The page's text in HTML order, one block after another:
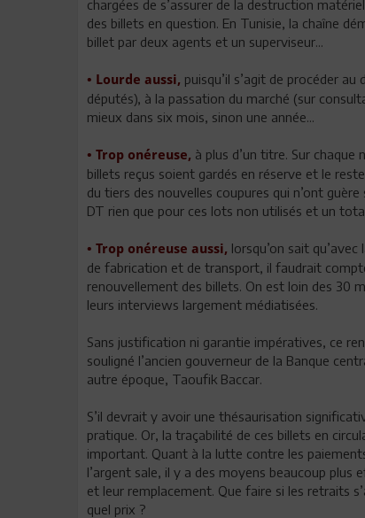
chargées de s’assurer de la destruction
des billets en question. En Tunisie, la chaîne
billet par deux agents et un superviseur...
• Lourde aussi, puisqu’il s’agit de procéder
députés), à la passation du marché (sur
mieux dans six mois, sinon une année...
• Trop onéreuse, à plus d’un titre. Sur
billets reçus soient gardés en réserve et le
du tiers des nouvelles coupures qui n’ont
DT rien que pour ces lots non utilisés et un
• Trop onéreuse aussi, lorsqu’on sait
de fabrication et de transport, il faudrait
renouvellement des billets. On est loin des 30
leurs interviews largement médiatisées.
Sans justification ni garantie impératives, ce
souligné l’ancien gouverneur de la Banque
autre époque, Taoufik Baccar.
S’il devrait y avoir une thésaurisation
pratique. Or, la traçabilité de ces billets en
important. Quant à la lutte contre les
l’argent sale, il y a des moyens beaucoup
et leur remplacement. Que faire si les retraits
quel prix ?